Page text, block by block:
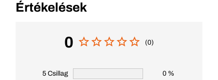
Értékelések
0 (0)
5 Csillag 0 %